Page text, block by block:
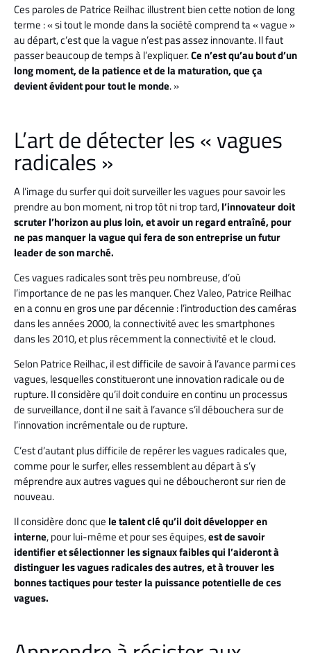
Ces paroles de Patrice Reilhac illustrent bien cette notion de long
terme : « si tout le monde dans la société comprend ta « vague »
au départ, c’est que la vague n’est pas assez innovante. Il faut
passer beaucoup de temps à l’expliquer.Ce n’est qu’au bout d’un
long moment, de la patience et de la maturation, que ça
devient évident pour tout le monde. »
L’art de détecter les « vagues
radicales »
A l’image du surfer qui doit surveiller les vagues pour savoir les
prendre au bon moment, ni trop tôt ni trop tard,l’innovateur doit
scruter l’horizon au plus loin, et avoir un regard entraîné, pour
ne pas manquer la vague qui fera de son entreprise un futur
leader de son marché.
Ces vagues radicales sont très peu nombreuse, d’où
l’importance de ne pas les manquer. Chez Valeo, Patrice Reilhac
en a connu en gros une par décennie : l’introduction des caméras
dans les années 2000, la connectivité avec les smartphones
dans les 2010, et plus récemment la connectivité etle cloud.
Selon Patrice Reilhac, il est difficile de savoir à l’avance parmi ces
vagues, lesquelles constitueront une innovation radicale ou de
rupture. Il considère qu’il doit conduire en continu un processus
de surveillance, dont il ne sait à l’avance s’il débouchera sur de
l’innovation incrémentale ou de rupture.
C’est d’autant plus difficile de repérer les vagues radicales que,
comme pour le surfer, elles ressemblent au départ à s’y
méprendre aux autres vagues qui ne déboucheront sur rien de
nouveau.
Il considère donc que le talent clé qu’il doit développer en
interne, pour lui-même et pour ses équipes,est de savoir
identifier et sélectionner les signaux faibles qui l’aideront à
distinguer les vagues radicales des autres, et à trouver les
bonnes tactiques pour tester la puissance potentielle de ces
vagues.